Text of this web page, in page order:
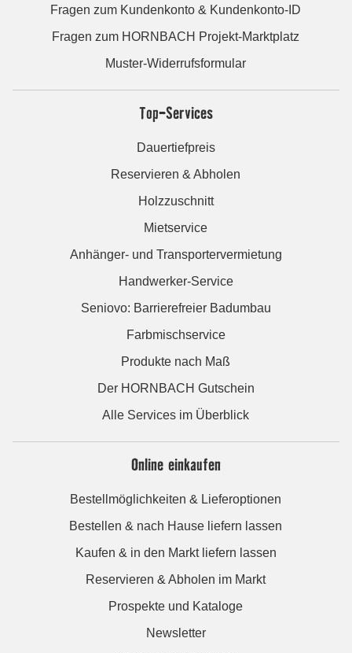
Fragen zum Kundenkonto & Kundenkonto-ID
Fragen zum HORNBACH Projekt-Marktplatz
Muster-Widerrufsformular
Top-Services
Dauertiefpreis
Reservieren & Abholen
Holzzuschnitt
Mietservice
Anhänger- und Transportervermietung
Handwerker-Service
Seniovo: Barrierefreier Badumbau
Farbmischservice
Produkte nach Maß
Der HORNBACH Gutschein
Alle Services im Überblick
Online einkaufen
Bestellmöglichkeiten & Lieferoptionen
Bestellen & nach Hause liefern lassen
Kaufen & in den Markt liefern lassen
Reservieren & Abholen im Markt
Prospekte und Kataloge
Newsletter